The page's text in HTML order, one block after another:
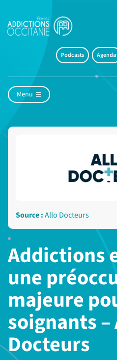
Podcasts Agenda
Menu
Addictions
une
majeure
soignants –
Docteurs
Source :Allo Docteurs